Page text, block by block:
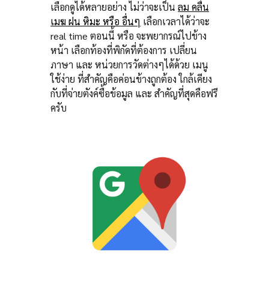
เลือกดูได้หลายอย่าง ไม่ว่าจะเป็นลม คลื่น
เมฆ ฝน หิมะ หรือ อื่นๆ เลือกเวลาได้ว่าจะ
real time ตอนนี้ หรือ จะพยากรณ์ไปข้าง
หน้า เลือกท้องที่พิกัดที่ต้องการ เปลี่ยน
ภาษา และ หน่วยการวัดต่างๆได้ด้วย เมนู
ใช้ง่าย ที่สำคัญคือค่อนข้างถูกต้อง ใกล้เคียง
กับที่จ่ายตังค์ซื้อข้อมูล และ สำคัญที่สุดคือฟรี
ครับ